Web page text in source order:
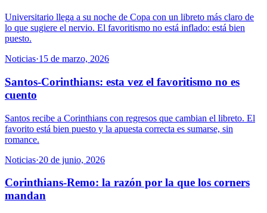
Universitario llega a su noche de Copa con un libreto más claro de
lo que sugiere el nervio. El favoritismo no está inflado: está bien
puesto.
Noticias·15 de marzo, 2026
Santos-Corinthians: esta vez el favoritismo no es
cuento
Santos recibe a Corinthians con regresos que cambian el libreto. El
favorito está bien puesto y la apuesta correcta es sumarse, sin
romance.
Noticias·20 de junio, 2026
Corinthians-Remo: la razón por la que los corners
mandan